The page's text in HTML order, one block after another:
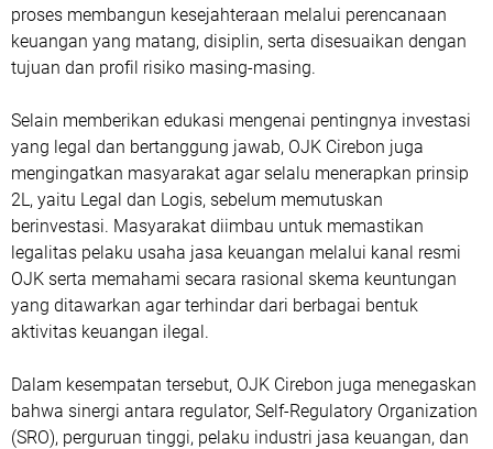
proses membangun kesejahteraan melalui perencanaan
keuangan yang matang, disiplin, serta disesuaikan dengan
tujuan dan profil risiko masing-masing.
Selain memberikan edukasi mengenai pentingnya investasi
yang legal dan bertanggung jawab, OJK Cirebon juga
mengingatkan masyarakat agar selalu menerapkan prinsip
2L, yaitu Legal dan Logis, sebelum memutuskan
berinvestasi. Masyarakat diimbau untuk memastikan
legalitas pelaku usaha jasa keuangan melalui kanal resmi
OJK serta memahami secara rasional skema keuntungan
yang ditawarkan agar terhindar dari berbagai bentuk
aktivitas keuangan ilegal.
Dalam kesempatan tersebut, OJK Cirebon juga menegaskan
bahwa sinergi antara regulator, Self-Regulatory Organization
(SRO), perguruan tinggi, pelaku industri jasa keuangan, dan